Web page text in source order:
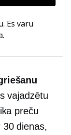
Es varu
vajadzētu
preču
30 dienas,